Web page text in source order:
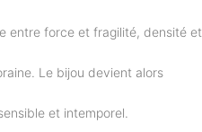
entre force et fragilité, densité et
Le bijou devient alors
et intemporel.